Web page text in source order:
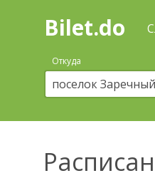
Поиск
покупка
билетов
автобус
онлайн
Bilet.do
Откуда